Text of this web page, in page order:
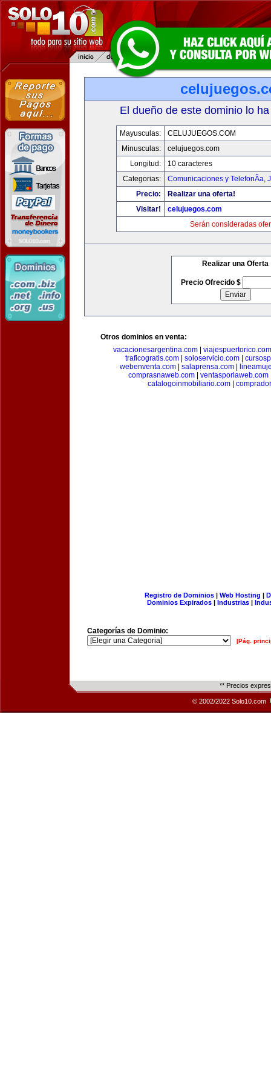
El dueño de este dominio lo
Mayusculas:
CELUJUEGOS.COM
Minusculas:
celujuegos.com
Longitud:
10 caracteres
Categorias:
Comunicaciones y TelefonÃ­a,
Precio:
Realizar una oferta!
Visitar!
celujuegos.com
Serán consideradas
Realizar una Oferta
Precio Ofrecido $
Otros dominios en venta:
vacacionesargentina.com
viajespuertorico.com
traficogratis.com| soloservicio.com|
webenventa.com
salaprensa.com
comprasnaweb.com
ventasporlaweb.com
catalogoinmobiliario.com|
Registro de Dominios| Web Hosting |
Dominios Expirados | Industrias |
Categorías de Dominio:
[Pág.
** Precios
© 2002/2022 Solo10.com